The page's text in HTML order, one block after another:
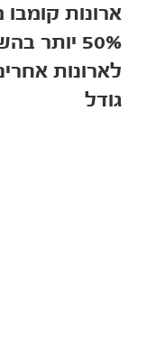
ארונות קומבו
50% יותר
לארונות
גודל